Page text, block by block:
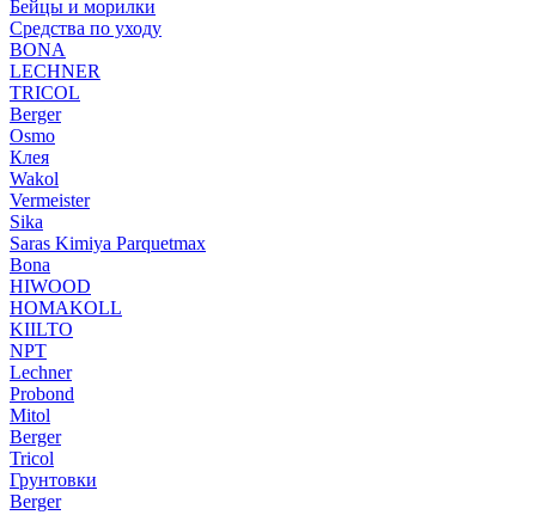
Бейцы и морилки
Средства по уходу
BONA
LECHNER
TRICOL
Berger
Osmo
Клея
Wakol
Vermeister
Sika
Saras Kimiya Parquetmax
Bona
HIWOOD
HOMAKOLL
KIILTO
NPT
Lechner
Probond
Mitol
Berger
Tricol
Грунтовки
Berger